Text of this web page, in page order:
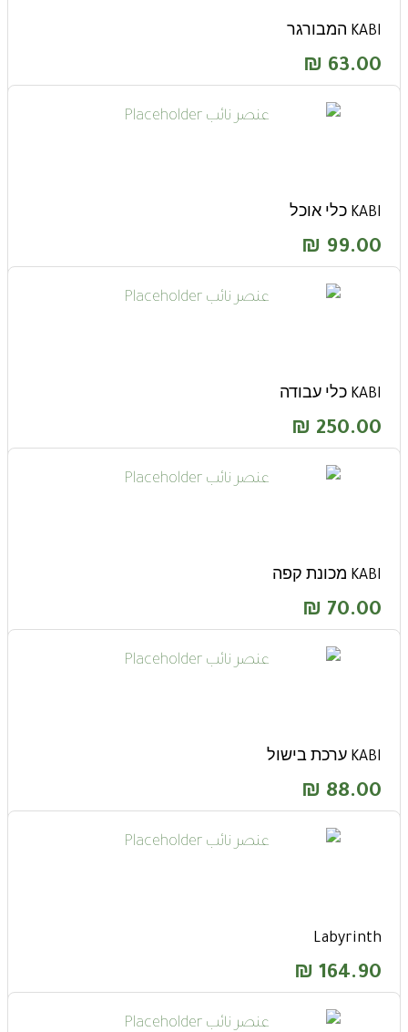
KABI המבורגר
63.00
₪
KABI כלי אוכל
99.00
₪
KABI כלי עבודה
250.00
₪
KABI מכונת קפה
70.00
₪
KABI ערכת בישול
88.00
₪
Labyrinth
164.90
₪